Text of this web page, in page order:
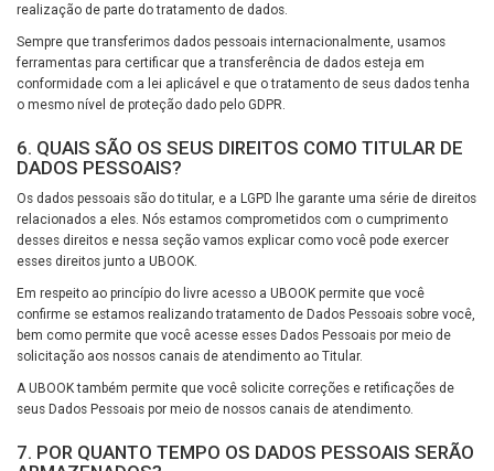
realização de parte do tratamento de dados.
Sempre que transferimos dados pessoais internacionalmente, usamos
ferramentas para certificar que a transferência de dados esteja em
conformidade com a lei aplicável e que o tratamento de seus dados tenha
o mesmo nível de proteção dado pelo GDPR.
6. QUAIS SÃO OS SEUS DIREITOS COMO TITULAR DE
DADOS PESSOAIS?
Os dados pessoais são do titular, e a LGPD lhe garante uma série de direitos
relacionados a eles. Nós estamos comprometidos com o cumprimento
desses direitos e nessa seção vamos explicar como você pode exercer
esses direitos junto a UBOOK.
Em respeito ao princípio do livre acesso a UBOOK permite que você
confirme se estamos realizando tratamento de Dados Pessoais sobre você,
bem como permite que você acesse esses Dados Pessoais por meio de
solicitação aos nossos canais de atendimento ao Titular.
A UBOOK também permite que você solicite correções e retificações de
seus Dados Pessoais por meio de nossos canais de atendimento.
7. POR QUANTO TEMPO OS DADOS PESSOAIS SERÃO